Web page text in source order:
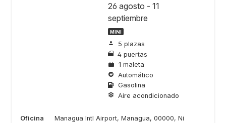
26 agosto - 11
septiembre
MINI
5 plazas
4 puertas
1 maleta
Automático
Gasolina
Aire acondicionado
Oficina Managua Intl Airport, Managua, 00000, Ni